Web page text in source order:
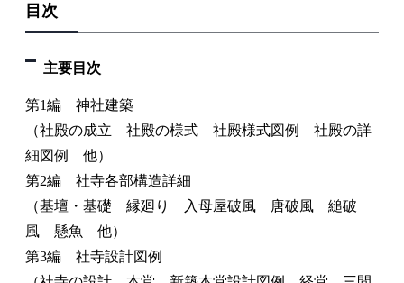
目次
主要目次
第1編 神社建築
（社殿の成立 社殿の様式 社殿様式図例 社殿の詳
細図例 他）
第2編 社寺各部構造詳細
（基壇・基礎 縁廻り 入母屋破風 唐破風 縋破
風 懸魚 他）
第3編 社寺設計図例